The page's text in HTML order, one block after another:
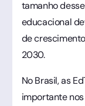
tamanho
educacional
de
2030.
No Brasil, as
importante